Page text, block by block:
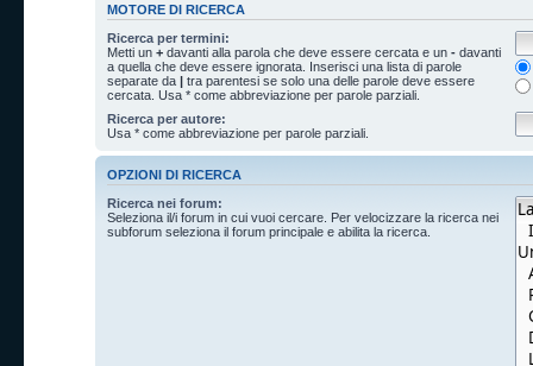
MOTORE DI RICERCA
Ricerca per termini:
Metti un + davanti alla parola che deve essere cercata e un - davanti
a quella che deve essere ignorata. Inserisci una lista di parole
separate da | tra parentesi se solo una delle parole deve essere
cercata. Usa * come abbreviazione per parole parziali.
Ricerca per autore:
Usa * come abbreviazione per parole parziali.
OPZIONI DI RICERCA
Ricerca nei forum:
Seleziona il/i forum in cui vuoi cercare. Per velocizzare la ricerca nei
subforum seleziona il forum principale e abilita la ricerca.